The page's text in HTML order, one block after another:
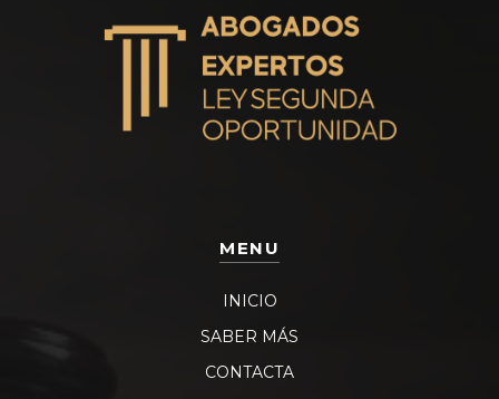
MENU
INICIO
SABER MÁS
CONTACTA